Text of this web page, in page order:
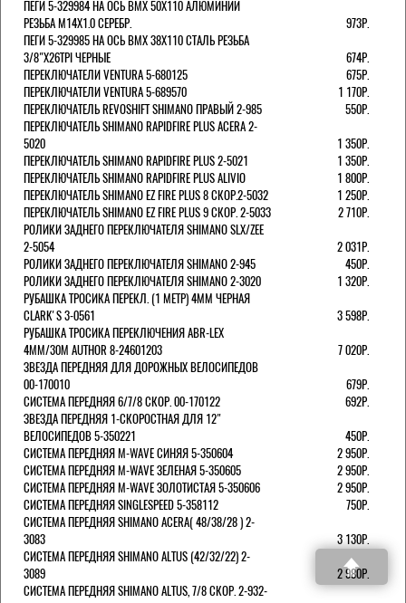
ПЕГИ 5-329984 НА ОСЬ BMX 50Х110 АЛЮМИНИЙ
РЕЗЬБА М14Х1.0 СЕРЕБР.
973Р.
ПЕГИ 5-329985 НА ОСЬ BMX 38Х110 СТАЛЬ РЕЗЬБА
3/8"Х26TPI ЧЕРНЫЕ
674Р.
ПЕРЕКЛЮЧАТЕЛИ VENTURA 5-680125
675Р.
ПЕРЕКЛЮЧАТЕЛИ VENTURA 5-689570
1 170Р.
ПЕРЕКЛЮЧАТЕЛЬ REVOSHIFT SHIMANO ПРАВЫЙ 2-985
550Р.
ПЕРЕКЛЮЧАТЕЛЬ SHIMANO RAPIDFIRE PLUS ACERA 2-
5020
1 350Р.
ПЕРЕКЛЮЧАТЕЛЬ SHIMANO RAPIDFIRE PLUS 2-5021
1 350Р.
ПЕРЕКЛЮЧАТЕЛЬ SHIMANO RAPIDFIRE PLUS ALIVIO
1 800Р.
ПЕРЕКЛЮЧАТЕЛЬ SHIMANO EZ FIRE PLUS 8 СКОР.2-5032
1 250Р.
ПЕРЕКЛЮЧАТЕЛЬ SHIMANO EZ FIRE PLUS 9 СКОР. 2-5033
2 710Р.
РОЛИКИ ЗАДНЕГО ПЕРЕКЛЮЧАТЕЛЯ SHIMANO SLX/ZEE
2-5054
2 031Р.
РОЛИКИ ЗАДНЕГО ПЕРЕКЛЮЧАТЕЛЯ SHIMANO 2-945
450Р.
РОЛИКИ ЗАДНЕГО ПЕРЕКЛЮЧАТЕЛЯ SHIMANO 2-3020
1 320Р.
РУБАШКА ТРОСИКА ПЕРЕКЛ. (1 МЕТР) 4ММ ЧЕРНАЯ
СLARK'S 3-0561
3 598Р.
РУБАШКА ТРОСИКА ПЕРЕКЛЮЧЕНИЯ ABR-LEX
4MM/30M AUTHOR 8-24601203
7 020Р.
ЗВЕЗДА ПЕРЕДНЯЯ ДЛЯ ДОРОЖНЫХ ВЕЛОСИПЕДОВ
00-170010
679Р.
СИСТЕМА ПЕРЕДНЯЯ 6/7/8 СКОР. 00-170122
692Р.
ЗВЕЗДА ПЕРЕДНЯЯ 1-СКОРОСТНАЯ ДЛЯ 12"
ВЕЛОСИПЕДОВ 5-350221
450Р.
СИСТЕМА ПЕРЕДНЯЯ M-WAVE СИНЯЯ 5-350604
2 950Р.
СИСТЕМА ПЕРЕДНЯЯ M-WAVE ЗЕЛЕНАЯ 5-350605
2 950Р.
СИСТЕМА ПЕРЕДНЯЯ M-WAVE ЗОЛОТИСТАЯ 5-350606
2 950Р.
СИСТЕМА ПЕРЕДНЯЯ SINGLESPEED 5-358112
750Р.
СИСТЕМА ПЕРЕДНЯЯ SHIMANO ACERA( 48/38/28 ) 2-
3083
3 130Р.
СИСТЕМА ПЕРЕДНЯЯ SHIMANO ALTUS (42/32/22) 2-
3089
2 980Р.
СИСТЕМА ПЕРЕДНЯЯ SHIMANO ALTUS, 7/8 СКОР. 2-932-